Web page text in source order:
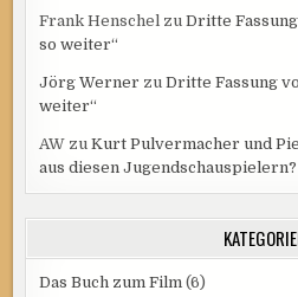
Frank Henschel zuDritte
so weiter“
Jörg Werner zuDritte Fassung
weiter“
AW zuKurt Pulvermacher und
aus diesen Jugendschauspielern?
Das Buch zum Film (6)